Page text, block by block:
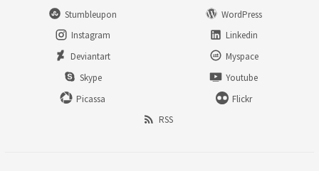
Stumbleupon
WordPress
Instagram
Linkedin
Deviantart
Myspace
Skype
Youtube
Picassa
Flickr
RSS